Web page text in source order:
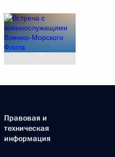
Правовая и
техническая
информация